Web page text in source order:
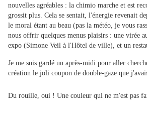
nouvelles agréables : la chimio marche et est
grossit plus. Cela se sentait, l'énergie revenait
le moral étant au beau (pas la météo, je vous
nous offrir quelques menus plaisirs : une virée
expo (Simone Veil à l'Hôtel de ville), et un
Je me suis gardé un après-midi pour aller
création le joli coupon de double-gaze que
Du rouille, oui ! Une couleur qui ne m'est pas